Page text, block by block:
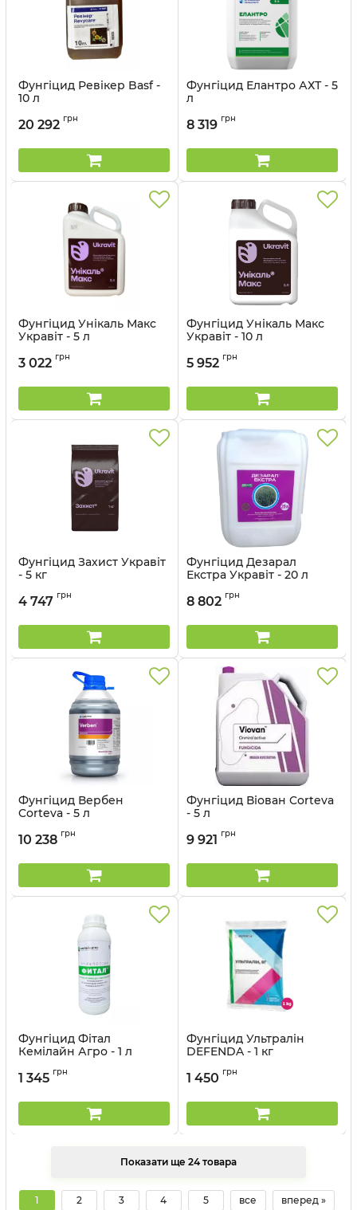
Фунгіцид Ревікер Basf -
10 л
20 292 грн
Фунгіцид Елантро АХТ - 5
л
8 319 грн
Фунгіцид Унікаль Макс
Укравіт - 5 л
3 022 грн
Фунгіцид Унікаль Макс
Укравіт - 10 л
5 952 грн
Фунгіцид Захист Укравіт
- 5 кг
4 747 грн
Фунгіцид Дезарал
Екстра Укравіт - 20 л
8 802 грн
Фунгіцид Вербен
Corteva - 5 л
10 238 грн
Фунгіцид Віован Corteva
- 5 л
9 921 грн
Фунгіцид Фітал
Кемілайн Агро - 1 л
1 345 грн
Фунгіцид Ультралін
DEFENDA - 1 кг
1 450 грн
Показати ще 24 товара
1 2 3 4 5 все вперед »